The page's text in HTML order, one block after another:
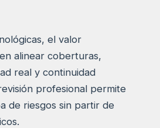
el valor
alinear coberturas,
real y continuidad
profesional permite
de riesgos sin partir de